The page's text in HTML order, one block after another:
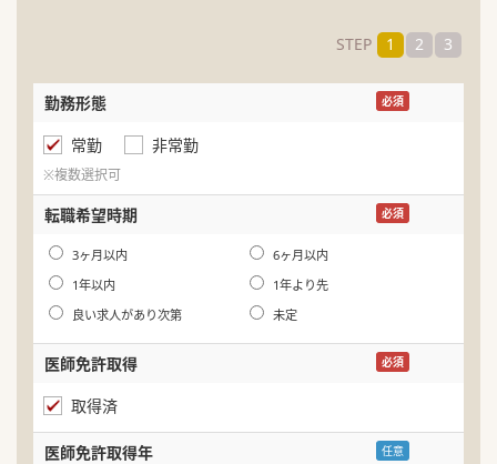
STEP 1 2 3
勤務形態 必須
常勤 非常勤
※複数選択可
転職希望時期 必須
3ヶ月以内
6ヶ月以内
1年以内
1年より先
良い求人があり次第
未定
医師免許取得 必須
取得済
医師免許取得年 任意